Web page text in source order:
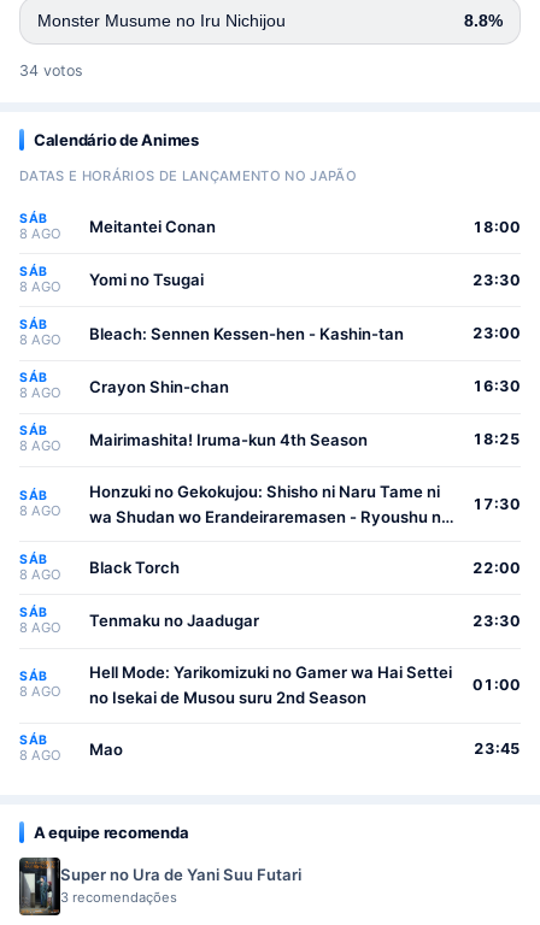
Monster Musume no Iru Nichijou 8.8%
34 votos
Calendário de Animes
DATAS E HORÁRIOS DE LANÇAMENTO NO JAPÃO
SÁB
8 AGO Meitantei Conan 18:00
SÁB
8 AGO Yomi no Tsugai 23:30
SÁB
8 AGO Bleach: Sennen Kessen-hen - Kashin-tan 23:00
SÁB
8 AGO Crayon Shin-chan 16:30
SÁB
8 AGO Mairimashita! Iruma-kun 4th Season 18:25
SÁB
8 AGO
Honzuki no Gekokujou: Shisho ni Naru Tame ni
wa Shudan wo Erandeiraremasen - Ryoushu no
17:30
SÁB
8 AGO Black Torch 22:00
SÁB
8 AGO Tenmaku no Jaadugar 23:30
SÁB
8 AGO
Hell Mode: Yarikomizuki no Gamer wa Hai Settei
no Isekai de Musou suru 2nd Season
01:00
SÁB
8 AGO Mao 23:45
A equipe recomenda
Super no Ura de Yani Suu Futari
3 recomendações